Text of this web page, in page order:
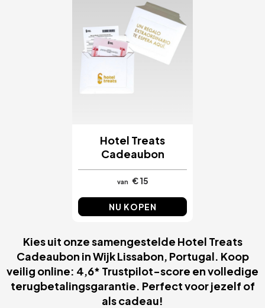
Hotel Treats
Cadeaubon
van € 15
NU KOPEN
Kies uit onze samengestelde Hotel Treats
Cadeaubon in Wijk Lissabon, Portugal. Koop
veilig online: 4,6* Trustpilot-score en volledige
terugbetalingsgarantie. Perfect voor jezelf of
als cadeau!